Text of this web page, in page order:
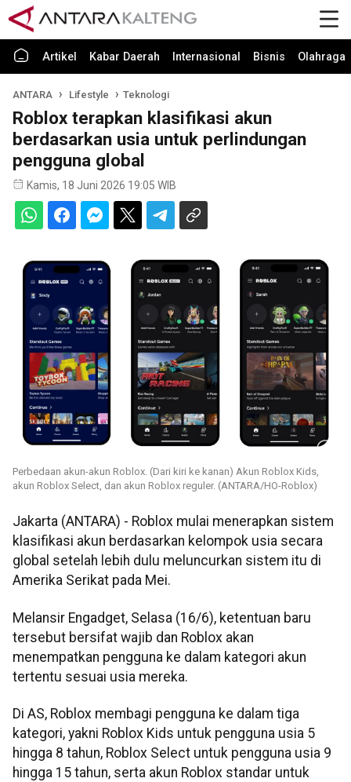
Artikel Kabar Daerah Internasional Bisnis Olahraga
ANTARA Lifestyle Teknologi
Roblox terapkan klasifikasi akun
berdasarkan usia untuk perlindungan
pengguna global
Kamis, 18 Juni 2026 19:05 WIB
Perbedaan akun-akun Roblox. (Dari kiri ke kanan) Akun Roblox Kids,
akun Roblox Select, dan akun Roblox reguler. (ANTARA/HO-Roblox)
Jakarta (ANTARA) - Roblox mulai menerapkan sistem
klasifikasi akun berdasarkan kelompok usia secara
global setelah lebih dulu meluncurkan sistem itu di
Amerika Serikat pada Mei.
Melansir Engadget, Selasa (16/6), ketentuan baru
tersebut bersifat wajib dan Roblox akan
menempatkan pengguna ke dalam kategori akun
tertentu sesuai usia mereka.
Di AS, Roblox membagi pengguna ke dalam tiga
kategori, yakni Roblox Kids untuk pengguna usia 5
hingga 8 tahun, Roblox Select untuk pengguna usia 9
hingga 15 tahun, serta akun Roblox standar untuk